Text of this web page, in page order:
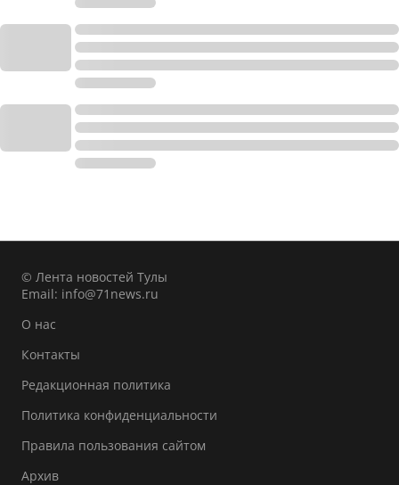
© Лента новостей Тулы
Email: info@71news.ru
О нас
Контакты
Редакционная политика
Политика конфиденциальности
Правила пользования сайтом
Архив